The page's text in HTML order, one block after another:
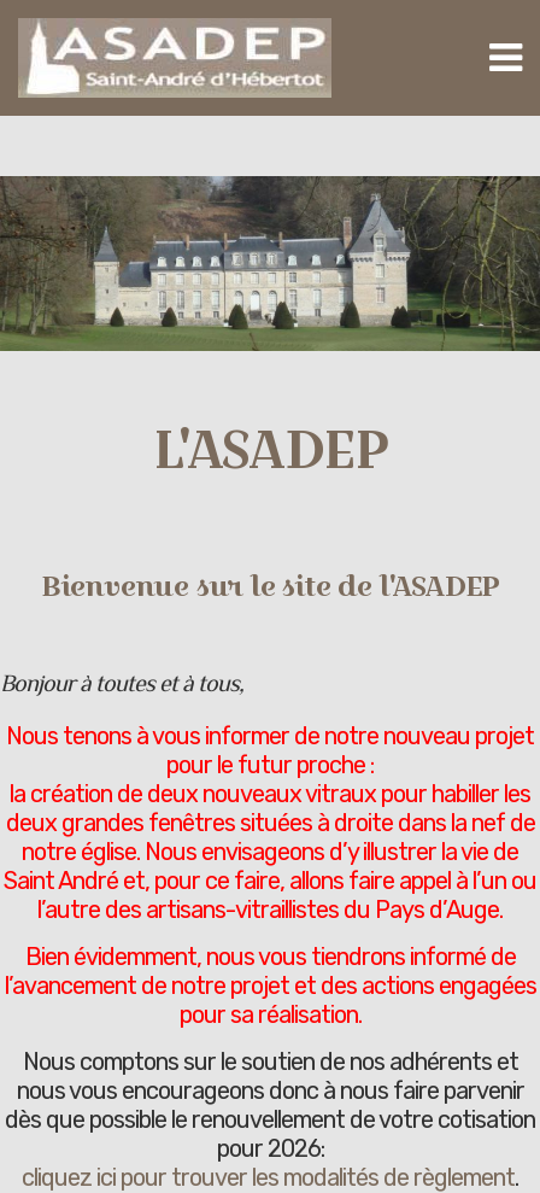
L'ASADEP
Bienvenue sur le site de l'ASADEP
Bonjour à toutes et à tous,
Nous tenons à vous informer de notre nouveau projet
pour le futur proche :
la création de deux nouveaux vitraux pour habiller les
deux grandes fenêtres situées à droite dans la nef de
notre église. Nous envisageons d’y illustrer la vie de
Saint André et, pour ce faire, allons faire appel à l’un ou
l’autre des artisans-vitraillistes du Pays d’Auge.
Bien évidemment, nous vous tiendrons informé de
l’avancement de notre projet et des actions engagées
pour sa réalisation.
Nous comptons sur le soutien de nos adhérents et
nous vous encourageons donc à nous faire parvenir
dès que possible le renouvellement de votre cotisation
pour 2026:
cliquez ici pour trouver les modalités de règlement.